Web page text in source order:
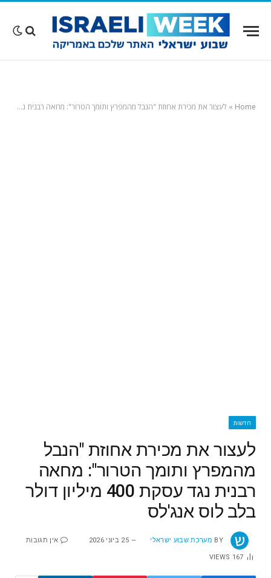
Home
» לעצור את מכירת אחוזת "הנבל מהמפרץ ותומך הטרור": מחאה רבנית נגד עסקת 400 מיליון דולר בלב לוס אנג'לס
חדשות
לעצור את מכירת אחוזת "הנבל
מהמפרץ ותומך הטרור": מחאה
רבנית נגד עסקת 400 מיליון דולר
בלב לוס אנג'לס
BY מערכת שבוע ישראלי 25 ביוני 2026 אין תגובות
167
VIEWS